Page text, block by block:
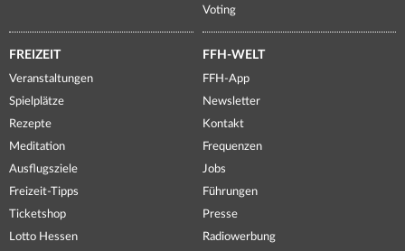
Voting
FREIZEIT
Veranstaltungen
Spielplätze
Rezepte
Meditation
Ausflugsziele
Freizeit-Tipps
Ticketshop
Lotto Hessen
FFH-WELT
FFH-App
Newsletter
Kontakt
Frequenzen
Jobs
Führungen
Presse
Radiowerbung